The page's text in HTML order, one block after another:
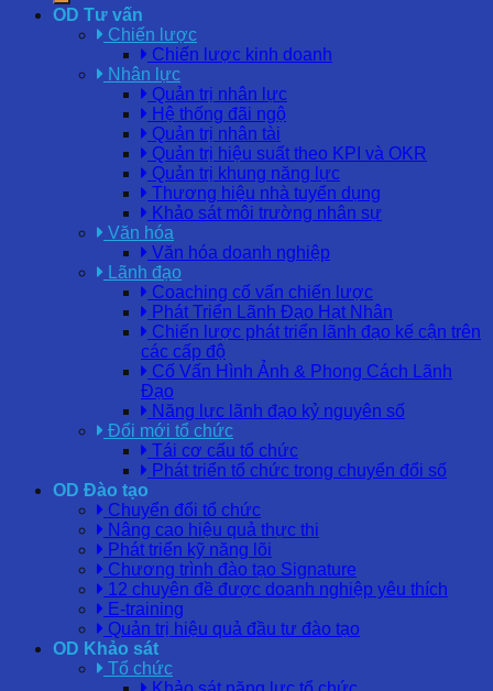
OD Tư vấn
Chiến lược
Chiến lược kinh doanh
Nhân lực
Quản trị nhân lực
Hệ thống đãi ngộ
Quản trị nhân tài
Quản trị hiệu suất theo KPI và OKR
Quản trị khung năng lực
Thương hiệu nhà tuyển dụng
Khảo sát môi trường nhân sự
Văn hóa
Văn hóa doanh nghiệp
Lãnh đạo
Coaching cố vấn chiến lược
Phát Triển Lãnh Đạo Hạt Nhân
Chiến lược phát triển lãnh đạo kế cận trên
các cấp độ
Cố Vấn Hình Ảnh & Phong Cách Lãnh
Đạo
Năng lực lãnh đạo kỷ nguyên số
Đổi mới tổ chức
Tái cơ cấu tổ chức
Phát triển tổ chức trong chuyển đổi số
OD Đào tạo
Chuyển đổi tổ chức
Nâng cao hiệu quả thực thi
Phát triển kỹ năng lõi
Chương trình đào tạo Signature
12 chuyên đề được doanh nghiệp yêu thích
E-training
Quản trị hiệu quả đầu tư đào tạo
OD Khảo sát
Tổ chức